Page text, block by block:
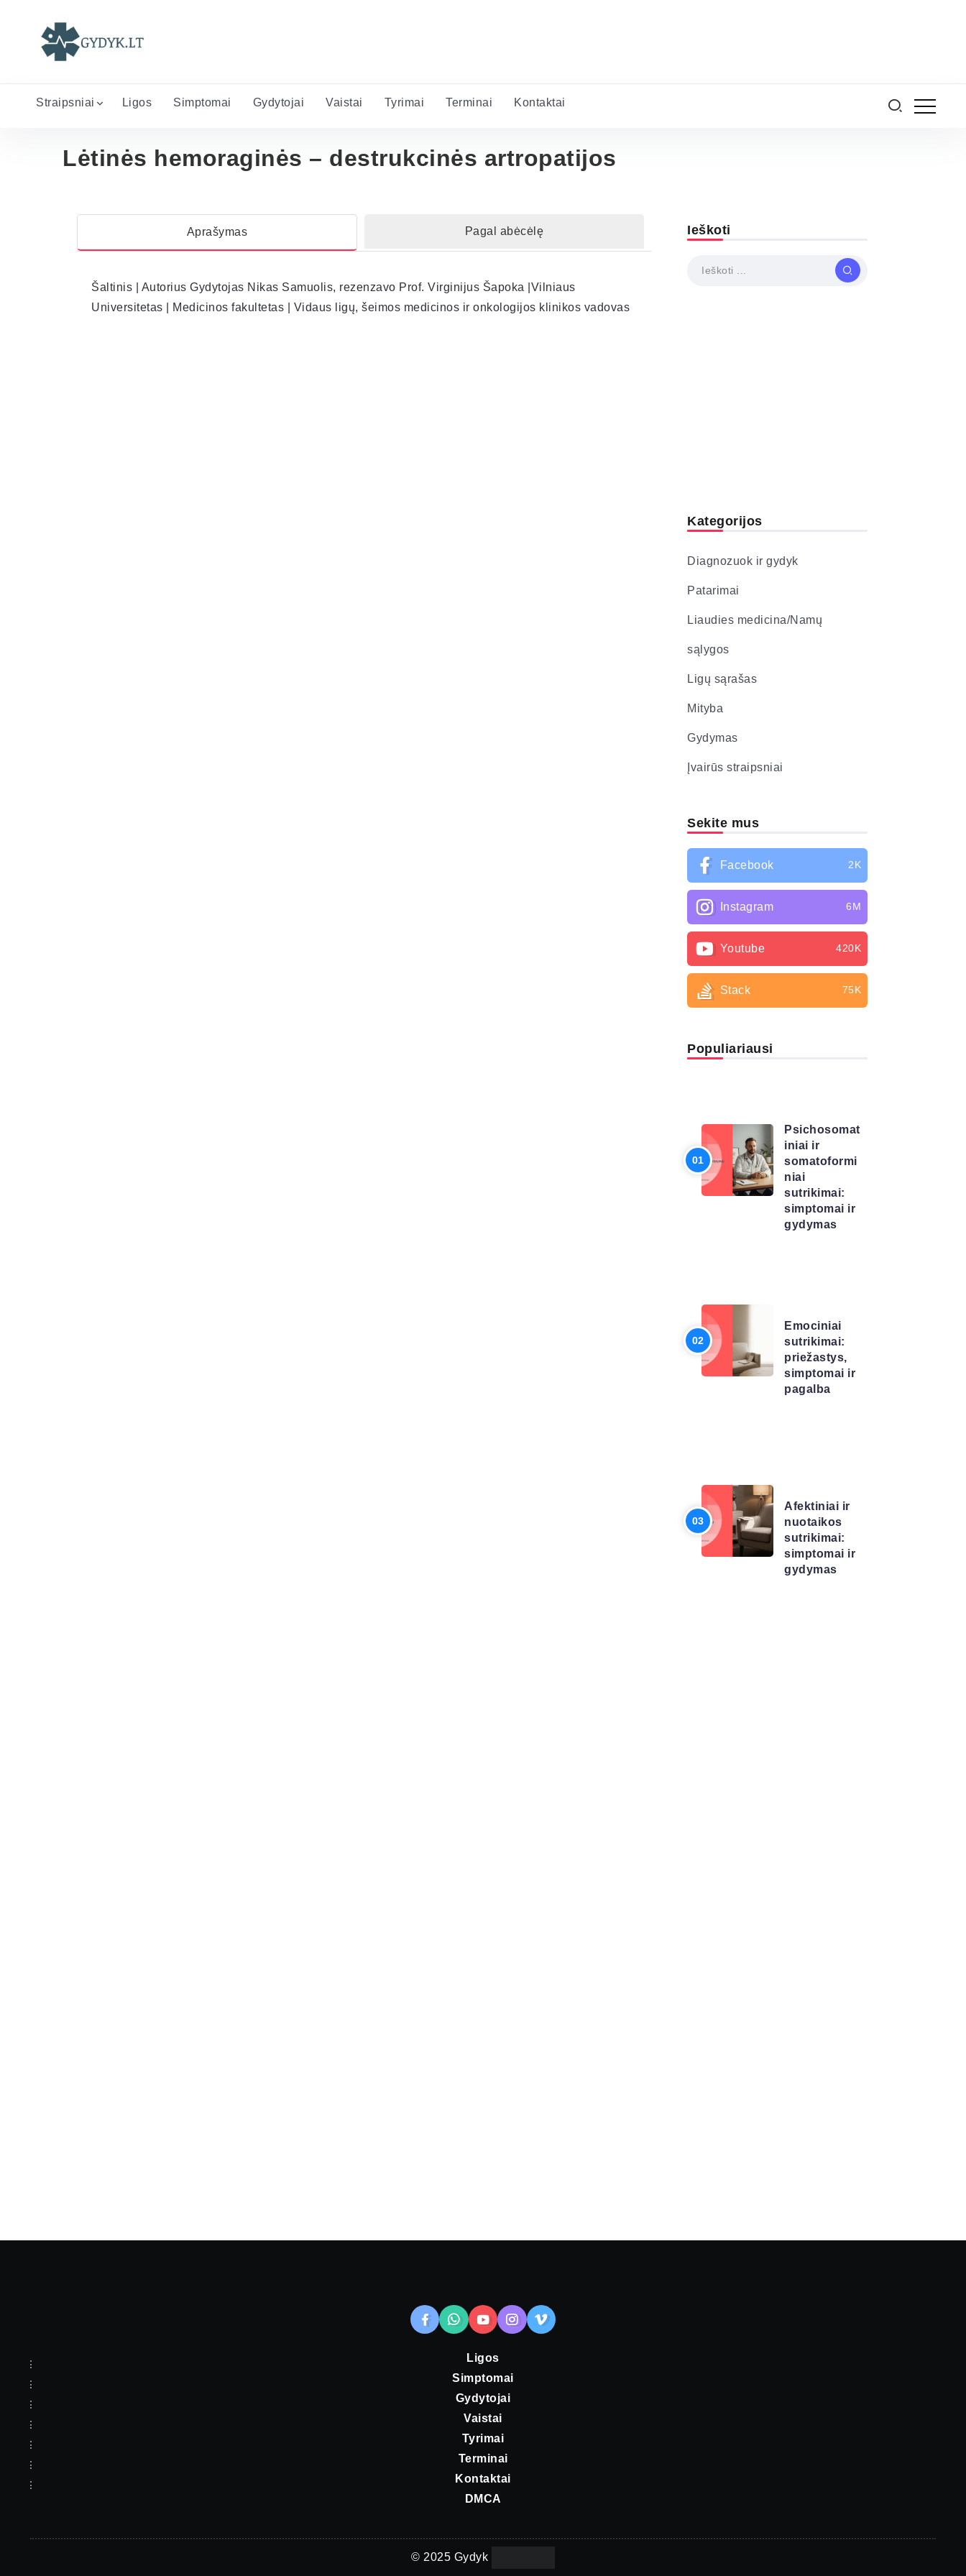
Straipsniai Ligos Simptomai Gydytojai Vaistai Tyrimai Terminai Kontaktai
Lėtinės hemoraginės – destrukcinės artropatijos
Aprašymas Pagal abėcėlę
Šaltinis | Autorius Gydytojas Nikas Samuolis, rezenzavo Prof. Virginijus Šapoka |Vilniaus
Universitetas | Medicinos fakultetas | Vidaus ligų, šeimos medicinos ir onkologijos klinikos vadovas
Ieškoti
Kategorijos
Diagnozuok ir gydyk
Patarimai
Liaudies medicina/Namų
sąlygos
Ligų sąrašas
Mityba
Gydymas
Įvairūs straipsniai
Sekite mus
Facebook 2K
Instagram 6M
Youtube 420K
Stack 75K
Populiariausi
Psichosomat
iniai ir
somatoformi
niai
sutrikimai:
simptomai ir
gydymas
Emociniai
sutrikimai:
priežastys,
simptomai ir
pagalba
Afektiniai ir
nuotaikos
sutrikimai:
simptomai ir
gydymas
Ligos
Simptomai
Gydytojai
Vaistai
Tyrimai
Terminai
Kontaktai
DMCA
© 2025 Gydyk